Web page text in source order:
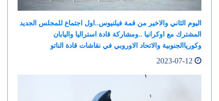
اليوم الثاني والاخير من قمة فيلنيوس..اول اجتماع للمجلس الجديد
المشترك مع اوكرانيا ..ومشاركة قادة استراليا واليابان
وكورياالجنوبية والاتحاد الاوروبي في نقاشات قادة الناتو